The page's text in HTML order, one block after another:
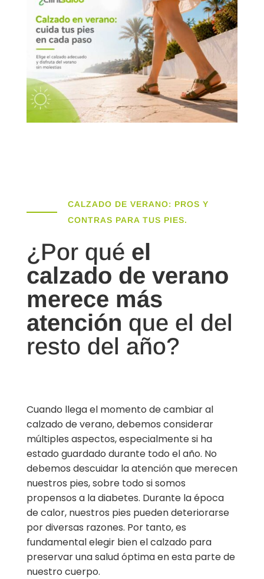
CALZADO DE VERANO: PROS Y
CONTRAS PARA TUS PIES.
¿Por qué el
calzado de verano
merece más
atención que el del
resto del año?
Cuando llega el momento de cambiar al
calzado de verano, debemos considerar
múltiples aspectos, especialmente si ha
estado guardado durante todo el año. No
debemos descuidar la atención que merecen
nuestros pies, sobre todo si somos
propensos a la diabetes. Durante la época
de calor, nuestros pies pueden deteriorarse
por diversas razones. Por tanto, es
fundamental elegir bien el calzado para
preservar una salud óptima en esta parte de
nuestro cuerpo.